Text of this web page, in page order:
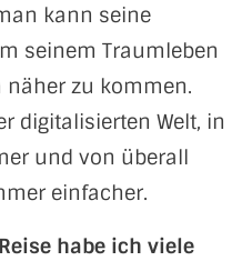
kann seine
seinem Traumleben
zu kommen.
digitalisierten Welt, in
und von überall
einfacher.
habe ich viele